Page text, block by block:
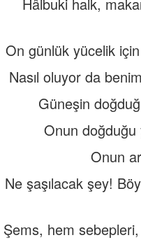
On günlük yücelik
Nasıl oluyor da
Güneşin
Onun doğduğu
Onun
Ne şaşılacak şey!
Şems, hem